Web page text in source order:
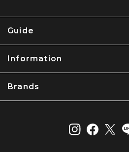
Guide
Information
Brands